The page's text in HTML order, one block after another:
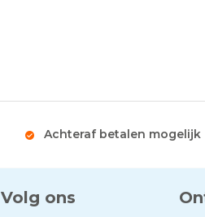
Achteraf betalen mogelijk
Volg ons